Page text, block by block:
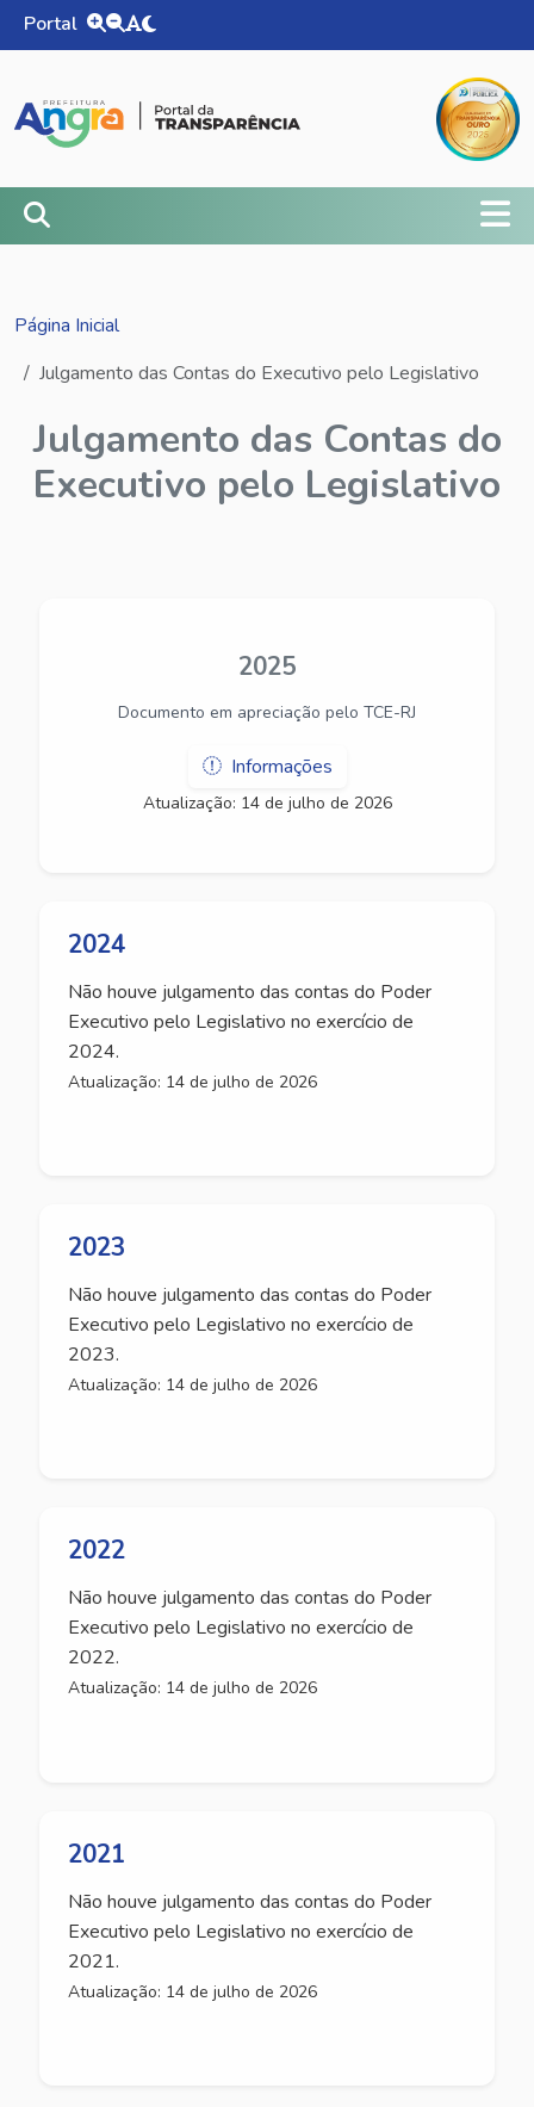
Portal Alternar tema do site
Página Inicial
Julgamento das Contas do Executivo pelo Legislativo
Julgamento das Contas do
Executivo pelo Legislativo
2025
Documento em apreciação pelo TCE-RJ
Informações
Atualização: 14 de julho de 2026
2024
Não houve julgamento das contas do Poder
Executivo pelo Legislativo no exercício de
2024.
Atualização: 14 de julho de 2026
2023
Não houve julgamento das contas do Poder
Executivo pelo Legislativo no exercício de
2023.
Atualização: 14 de julho de 2026
2022
Não houve julgamento das contas do Poder
Executivo pelo Legislativo no exercício de
2022.
Atualização: 14 de julho de 2026
2021
Não houve julgamento das contas do Poder
Executivo pelo Legislativo no exercício de
2021.
Atualização: 14 de julho de 2026